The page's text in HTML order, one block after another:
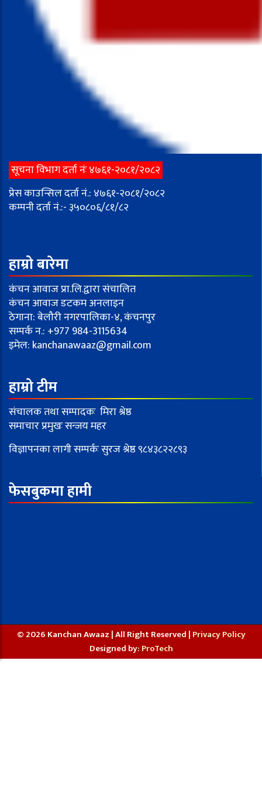
सूचना विभाग दर्ता नंः ४७६१-२०८१/२०८२
प्रेस काउन्सिल दर्ता नं.: ४७६१-२०८१/२०८२
कम्पनी दर्ता नं.:- ३५०८०६/८१/८२
हाम्रो बारेमा
कंचन आवाज प्रा.लि.द्वारा संचालित
कंचन आवाज डटकम अनलाइन
ठेगाना: बेलौरी नगरपालिका-४, कंचनपुर
सम्पर्क न.: +977 984-3115634
इमेल: kanchanawaaz@gmail.com
हाम्रो टीम
संचालक तथा सम्पादकः मिरा श्रेष्ठ
समाचार प्रमुखः सन्जय महर
विज्ञापनका लागी सम्पर्कः सुरज श्रेष्ठ ९८४३८२२८९३
फेसबुकमा हामी
© 2026 Kanchan Awaaz | All Right Reserved | Privacy Policy
Designed by: ProTech